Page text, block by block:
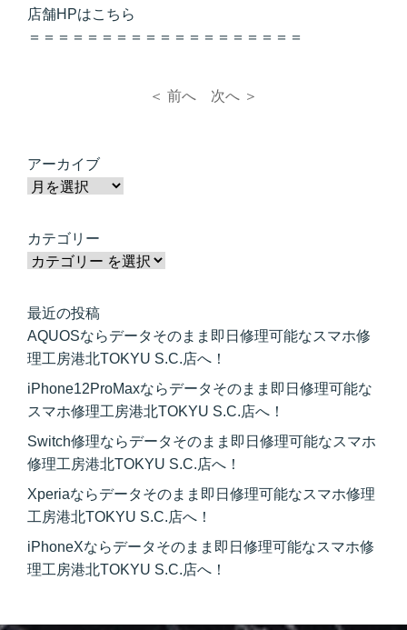
店舗HPはこちら
＝＝＝＝＝＝＝＝＝＝＝＝＝＝＝＝＝＝＝
＜ 前へ 次へ ＞
アーカイブ
カテゴリー
最近の投稿
AQUOSならデータそのまま即日修理可能なスマホ修
理工房港北TOKYU S.C.店へ！
iPhone12ProMaxならデータそのまま即日修理可能な
スマホ修理工房港北TOKYU S.C.店へ！
Switch修理ならデータそのまま即日修理可能なスマホ
修理工房港北TOKYU S.C.店へ！
Xperiaならデータそのまま即日修理可能なスマホ修理
工房港北TOKYU S.C.店へ！
iPhoneXならデータそのまま即日修理可能なスマホ修
理工房港北TOKYU S.C.店へ！